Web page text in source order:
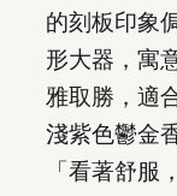
的刻板印象
形大器，寓
雅取勝，適
淺紫色鬱金
「看著舒服